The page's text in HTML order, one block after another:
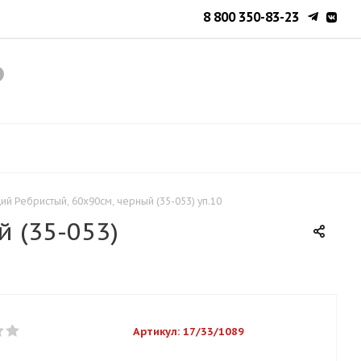
8 800 350-83-23
Ребристый, 60х90см, черный (35-053) уп.10
(35-053)
Артикул: 17/33/1089